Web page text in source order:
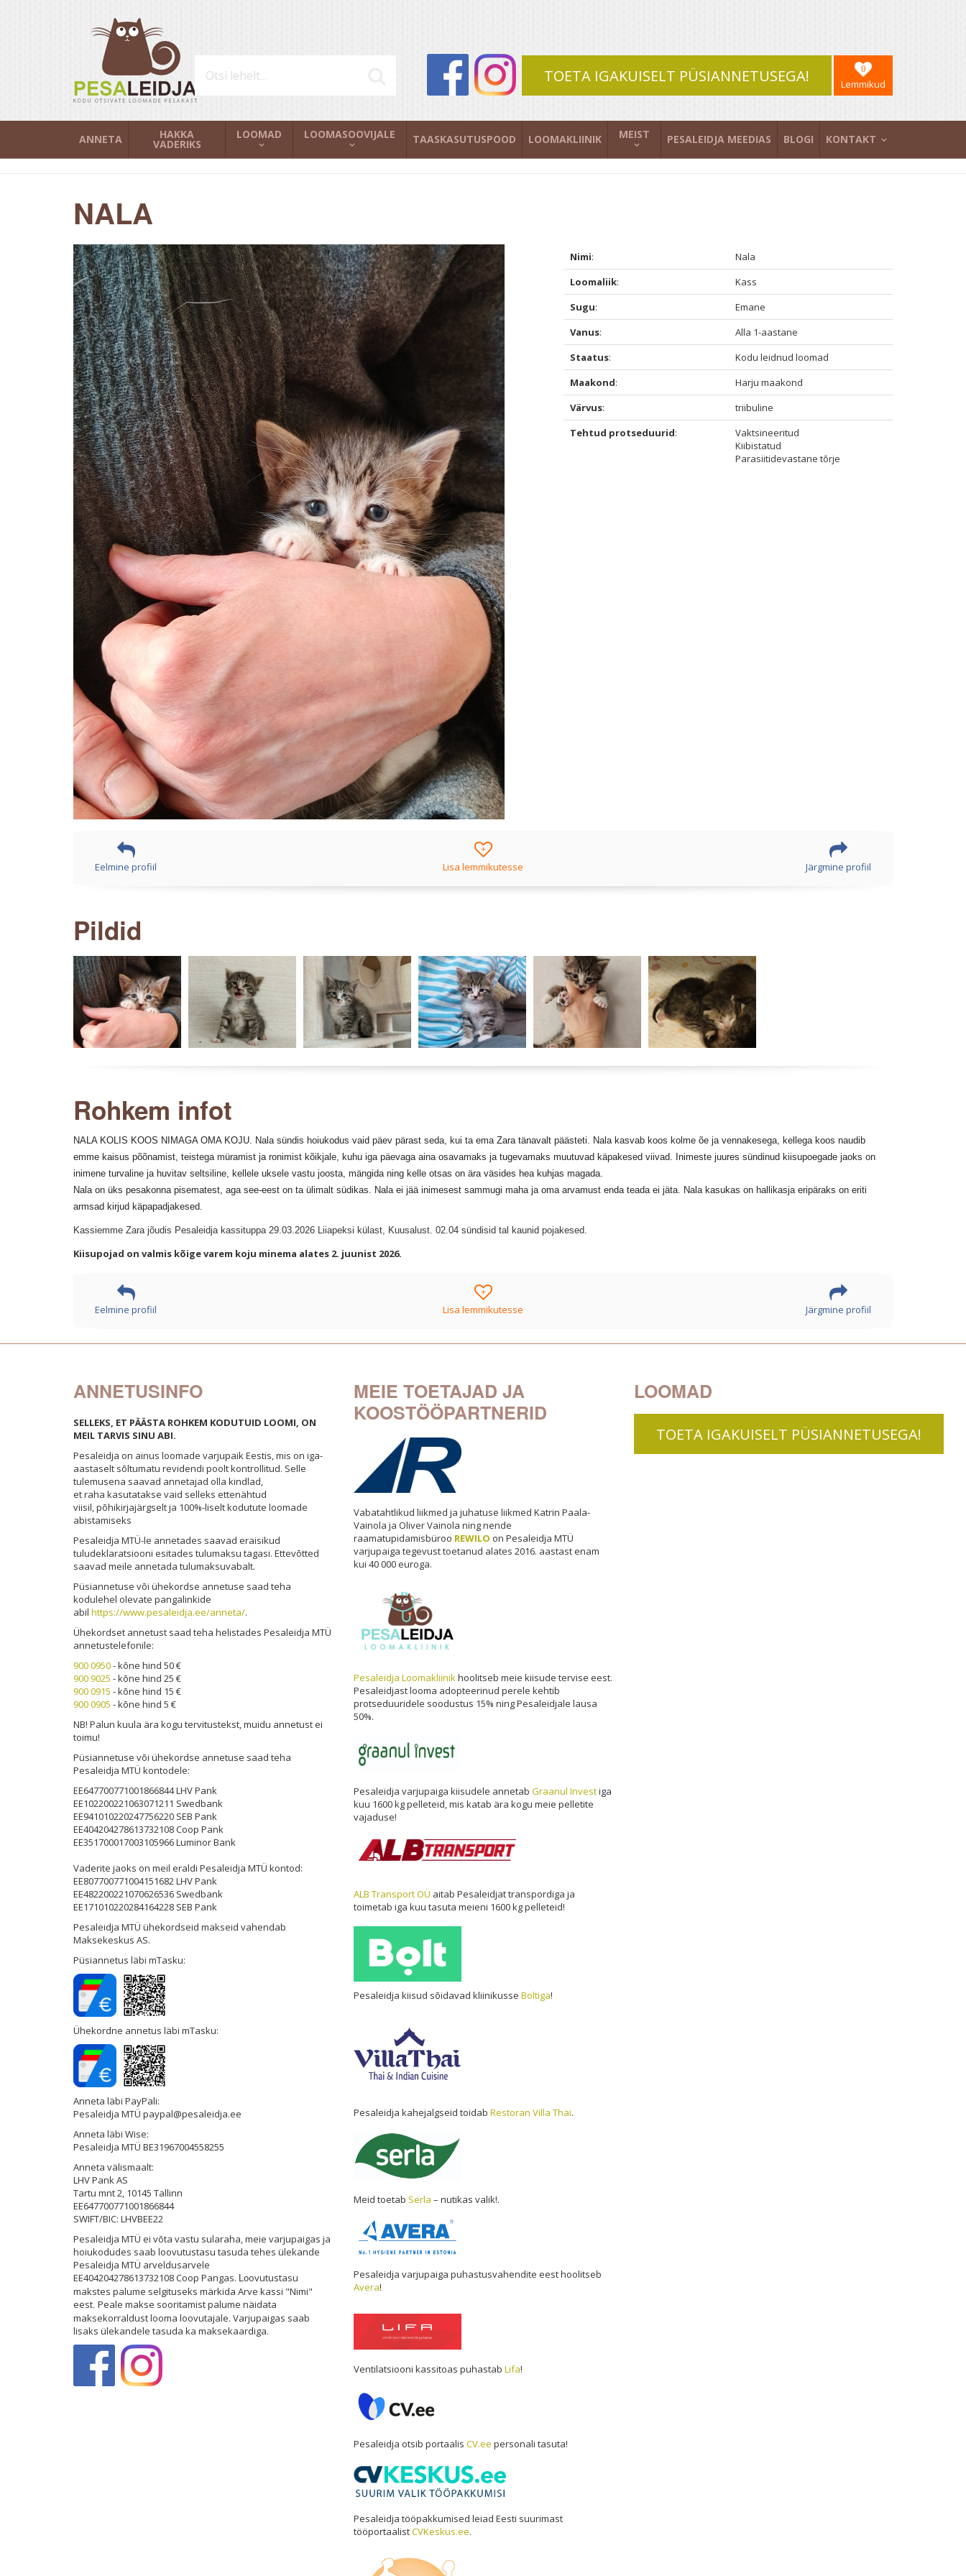
TOETA IGAKUISELT PÜSIANNETUSEGA! 0
Lemmikud
ANNETA HAKKA
VADERIKS
LOOMAD LOOMASOOVIJALE TAASKASUTUSPOOD LOOMAKLIINIK MEIST PESALEIDJA MEEDIAS BLOGI KONTAKT
NALA
Nimi:
Nala
Loomaliik:
Kass
Sugu:
Emane
Vanus:
Alla 1-aastane
Staatus:
Kodu leidnud loomad
Maakond:
Harju maakond
Värvus:
triibuline
Tehtud protseduurid:
Vaktsineeritud
Kiibistatud
Parasiitidevastane tõrje
Eelmine profiil
+
Lisa lemmikutesse Järgmine profiil
Pildid
Rohkem infot
NALA KOLIS KOOS NIMAGA OMA KOJU. Nala sündis hoiukodus vaid päev pärast seda, kui ta ema Zara tänavalt päästeti. Nala kasvab koos kolme õe ja vennakesega, kellega koos naudib
emme kaisus põõnamist, teistega müramist ja ronimist kõikjale, kuhu iga päevaga aina osavamaks ja tugevamaks muutuvad käpakesed viivad. Inimeste juures sündinud kiisupoegade jaoks on
inimene turvaline ja huvitav seltsiline, kellele uksele vastu joosta, mängida ning kelle otsas on ära väsides hea kuhjas magada.
Nala on üks pesakonna pisematest, aga see-eest on ta ülimalt südikas. Nala ei jää inimesest sammugi maha ja oma arvamust enda teada ei jäta. Nala kasukas on hallikasja eripäraks on eriti
armsad kirjud käpapadjakesed.
Kassiemme Zara jõudis Pesaleidja kassituppa 29.03.2026 Liiapeksi külast, Kuusalust. 02.04 sündisid tal kaunid pojakesed.
Kiisupojad on valmis kõige varem koju minema alates 2. juunist 2026.
Eelmine profiil
+
Lisa lemmikutesse Järgmine profiil
ANNETUSINFO
SELLEKS, ET PÄÄSTA ROHKEM KODUTUID LOOMI, ON
MEIL TARVIS SINU ABI.
Pesaleidja on ainus loomade varjupaik Eestis, mis on iga-
aastaselt sõltumatu revidendi poolt kontrollitud. Selle
tulemusena saavad annetajad olla kindlad,
et raha kasutatakse vaid selleks ettenähtud
viisil, põhikirjajärgselt ja 100%-liselt kodutute loomade
abistamiseks
Pesaleidja MTÜ-le annetades saavad eraisikud
tuludeklaratsiooni esitades tulumaksu tagasi. Ettevõtted
saavad meile annetada tulumaksuvabalt.
Püsiannetuse või ühekordse annetuse saad teha
kodulehel olevate pangalinkide
abil https://www.pesaleidja.ee/anneta/.
Ühekordset annetust saad teha helistades Pesaleidja MTÜ
annetustelefonile:
900 0950- kõne hind 50 €
900 9025 - kõne hind 25 €
900 0915 - kõne hind 15 €
900 0905 - kõne hind 5 €
NB! Palun kuula ära kogu tervitustekst, muidu annetust ei
toimu!
Püsiannetuse või ühekordse annetuse saad teha
Pesaleidja MTÜ kontodele:
EE647700771001866844 LHV Pank
EE102200221063071211 Swedbank
EE941010220247756220 SEB Pank
EE404204278613732108 Coop Pank
EE351700017003105966 Luminor Bank
Vaderite jaoks on meil eraldi Pesaleidja MTÜ kontod:
EE807700771004151682 LHV Pank
EE482200221070626536 Swedbank
EE171010220284164228 SEB Pank
Pesaleidja MTÜ ühekordseid makseid vahendab
Maksekeskus AS.
Püsiannetus läbi mTasku:
Ühekordne annetus läbi mTasku:
Anneta läbi PayPali:
Pesaleidja MTÜ paypal@pesaleidja.ee
Anneta läbi Wise:
Pesaleidja MTÜ BE31967004558255
Anneta välismaalt:
LHV Pank AS
Tartu mnt 2, 10145 Tallinn
EE647700771001866844
SWIFT/BIC: LHVBEE22
Pesaleidja MTÜ ei võta vastu sularaha, meie varjupaigas ja
hoiukodudes saab loovutustasu tasuda tehes ülekande
Pesaleidja MTÜ arveldusarvele
EE404204278613732108 Coop Pangas. Loovutustasu
makstes palume selgituseks märkida Arve kassi "Nimi"
eest Peale makse sooritamist palume näidata
maksekorraldust looma loovutajale. Varjupaigas saab
lisaks ülekandele tasuda ka maksekaardiga.
MEIE TOETAJAD JA
KOOSTÖÖPARTNERID
Vabatahtlikud liikmed ja juhatuse liikmed Katrin Paala-
Vainola ja Oliver Vainola ning nende
raamatupidamisbüroo REWILO on Pesaleidja MTÜ
varjupaiga tegevust toetanud alates 2016. aastast enam
kui 40 000 euroga.
Pesaleidja Loomakliinik hoolitseb meie kiisude tervise eest.
Pesaleidjast looma adopteerinud perele kehtib
protseduuridele soodustus 15% ning Pesaleidjale lausa
50%.
Pesaleidja varjupaiga kiisudele annetab Graanul Investiga
kuu 1600 kg pelleteid, mis katab ära kogu meie pelletite
vajaduse!
ALB Transport OÜ aitab Pesaleidjat transpordiga ja
toimetab iga kuu tasuta meieni 1600 kg pelleteid!
Pesaleidja kiisud sõidavad kliinikusse Boltiga!
Pesaleidja kahejalgseid toidab Restoran Villa Thai.
Meid toetab Serla – nutikas valik!.
Pesaleidja varjupaiga puhastusvahendite eest hoolitseb
Avera!
Ventilatsiooni kassitoas puhastab Lifa!
Pesaleidja otsib portaalis CV.ee personali tasuta!
Pesaleidja tööpakkumised leiad Eesti suurimast
tööportaalistCVKeskus.ee.
LOOMAD
TOETA IGAKUISELT PÜSIANNETUSEGA!